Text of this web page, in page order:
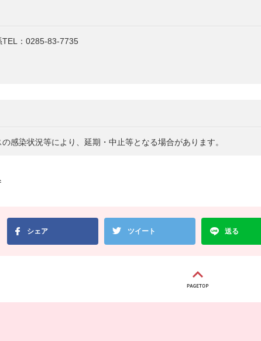
TEL：0285-83-7735
感染状況等により、延期・中止等となる場合があります。
シェア ツイート 送る